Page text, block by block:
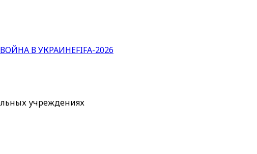
ВОЙНА В УКРАИНЕFIFA-2026
учреждениях